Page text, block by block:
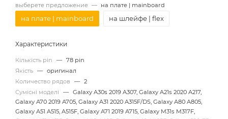
выберете предложение — на плате | mainboard
на плате | mainboard на шлейфе | flex
Характеристики
Кількість pin — 78 pin
Якість — оригинал
Количество рядов
— 2
Сумісні моделі
— Galaxy A30s 2019 A307, Galaxy A21s 2020 A217,
Galaxy A70 2019 A705, Galaxy A31 2020 A315F/DS, Galaxy A80 A805,
Galaxy A51 A515, A515F, Galaxy A71 2019 A715, Galaxy M31s M317F,